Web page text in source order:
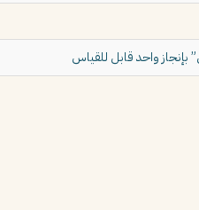
واحد قابل للقياس